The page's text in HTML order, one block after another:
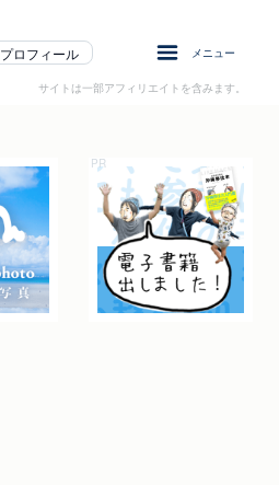
プロフィール メニュー
サイトは一部アフィリエイトを含みます。